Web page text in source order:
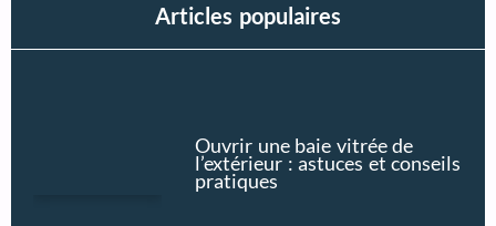
Articles populaires
Ouvrir une baie vitrée de
l’extérieur : astuces et conseils
pratiques